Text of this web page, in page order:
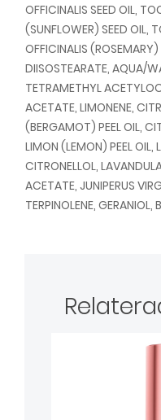
OFFICINALIS SEED OIL,
(SUNFLOWER) SEED OIL,
OFFICINALIS
DIISOSTEARATE, AQUA/
TETRAMETHYL
ACETATE, LIMONENE,
(BERGAMOT) PEEL OIL,
LIMON (LEMON) PEEL OIL,
CITRONELLOL,
ACETATE, JUNIPERUS
TERPINOLENE,